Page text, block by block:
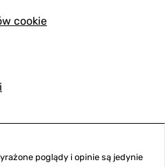
cookie
poglądy i opinie są jedynie